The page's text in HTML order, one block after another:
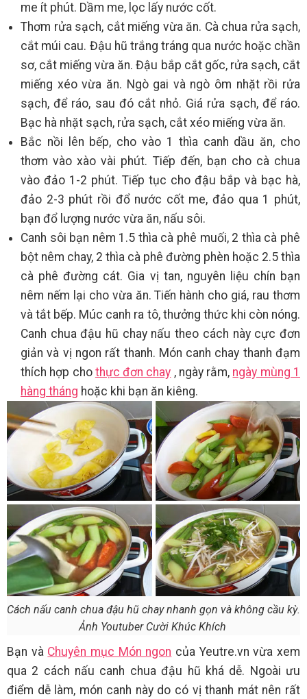
me ít phút. Dầm me, lọc lấy nước cốt.
Thơm rửa sạch, cắt miếng vừa ăn. Cà chua rửa sạch,
cắt múi cau. Đậu hũ trắng tráng qua nước hoặc chần
sơ, cắt miếng vừa ăn. Đậu bắp cắt gốc, rửa sạch, cắt
miếng xéo vừa ăn. Ngò gai và ngò ôm nhặt rồi rửa
sạch, để ráo, sau đó cắt nhỏ. Giá rửa sạch, để ráo.
Bạc hà nhặt sạch, rửa sạch, cắt xéo miếng vừa ăn.
Bắc nồi lên bếp, cho vào 1 thìa canh dầu ăn, cho
thơm vào xào vài phút. Tiếp đến, bạn cho cà chua
vào đảo 1-2 phút. Tiếp tục cho đậu bắp và bạc hà,
đảo 2-3 phút rồi đổ nước cốt me, đảo qua 1 phút,
bạn đổ lượng nước vừa ăn, nấu sôi.
Canh sôi bạn nêm 1.5 thìa cà phê muối, 2 thìa cà phê
bột nêm chay, 2 thìa cà phê đường phèn hoặc 2.5 thìa
cà phê đường cát. Gia vị tan, nguyên liệu chín bạn
nêm nếm lại cho vừa ăn. Tiến hành cho giá, rau thơm
và tắt bếp. Múc canh ra tô, thưởng thức khi còn nóng.
Canh chua đậu hũ chay nấu theo cách này cực đơn
giản và vị ngon rất thanh. Món canh chay thanh đạm
thích hợp cho thực đơn chay , ngày rằm, ngày mùng 1
hàng tháng hoặc khi bạn ăn kiêng.
Cách nấu canh chua đậu hũ chay nhanh gọn và không cầu kỳ.
Ảnh Youtuber Cười Khúc Khích
Bạn và Chuyên mục Món ngon của Yeutre.vn vừa xem
qua 2 cách nấu canh chua đậu hũ khá dễ. Ngoài ưu
điểm dễ làm, món canh này do có vị thanh mát nên rất